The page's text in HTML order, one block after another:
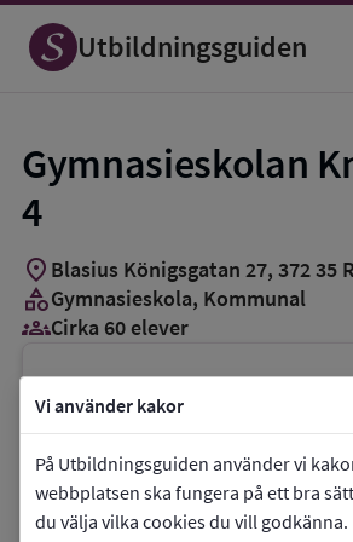
Vi använder kakor
På Utbildningsguiden använder vi
webbplatsen ska fungera på ett bra
du välja vilka cookies du vill godkänna.
Utbildningsguiden
Gymnasieskolan
4
location_on Blasius Königsgatan 27, 372 35
categoryGymnasieskola, Kommunal
groups_3Cirka 60 elever
Vill du kontakta skolan?
phoneTelefon:0457-618960
mailE-post:kontakt@ronneby.se
link Webbplats: Gymnasieskolan